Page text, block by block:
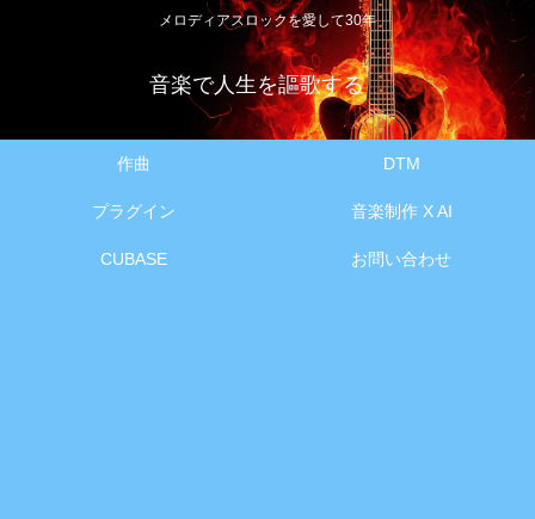
メロディアスロックを愛して30年
音楽で人生を謳歌する
作曲 DTM
プラグイン 音楽制作 X AI
CUBASE お問い合わせ